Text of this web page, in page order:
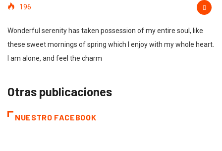
196
Wonderful serenity has taken possession of my entire soul, like
these sweet mornings of spring which I enjoy with my whole heart.
I am alone, and feel the charm
Otras publicaciones
NUESTRO FACEBOOK